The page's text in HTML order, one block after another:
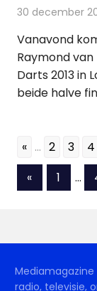
30 december
Vanavond
Raymond
Darts 2013 in
beide halve
« ... 2 3 4
Berichten
«Vorige
berichten
1 …
radio, televisie,